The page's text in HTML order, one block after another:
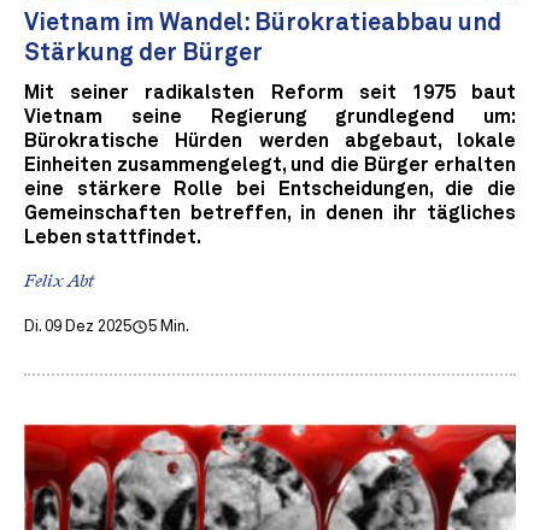
Vietnam im Wandel: Bürokratieabbau und
Stärkung der Bürger
Mit seiner radikalsten Reform seit 1975 baut
Vietnam seine Regierung grundlegend um:
Bürokratische Hürden werden abgebaut, lokale
Einheiten zusammengelegt, und die Bürger erhalten
eine stärkere Rolle bei Entscheidungen, die die
Gemeinschaften betreffen, in denen ihr tägliches
Leben stattfindet.
Felix Abt
Di. 09 Dez 2025 5 Min.